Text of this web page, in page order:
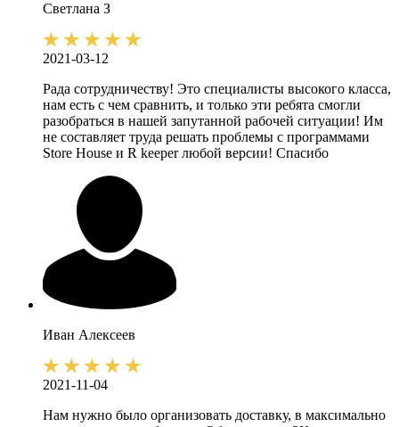
Светлана З
2021-03-12
Рада сотрудничеству! Это специалисты высокого класса,
нам есть с чем сравнить, и только эти ребята смогли
разобраться в нашей запутанной рабочей ситуации! Им
не составляет труда решать проблемы с программами
Store House и R keeper любой версии! Спасибо
Иван Алексеев
2021-11-04
Нам нужно было организовать доставку, в максимально